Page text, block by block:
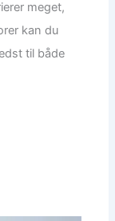
meget,
kan du
til både